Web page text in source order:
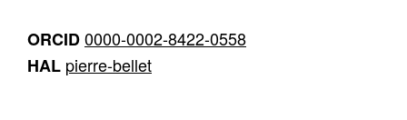
ORCID0000-0002-8422-0558
HAL pierre-bellet